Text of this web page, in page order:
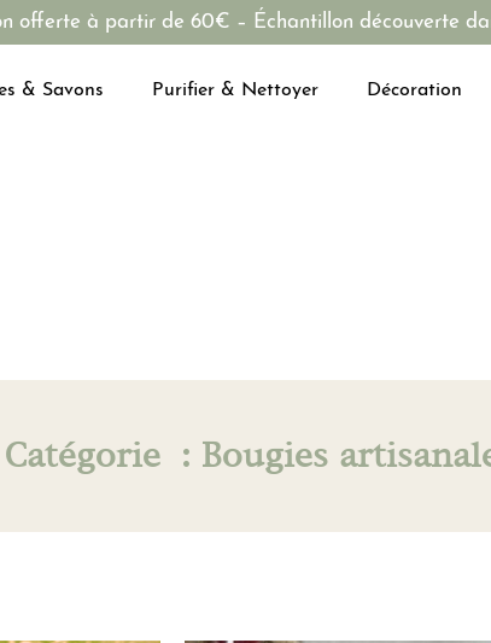
offerte à partir de 60€ – Échantillon découverte
& Savons Purifier & Nettoyer Décoration
Catégorie : Bougies